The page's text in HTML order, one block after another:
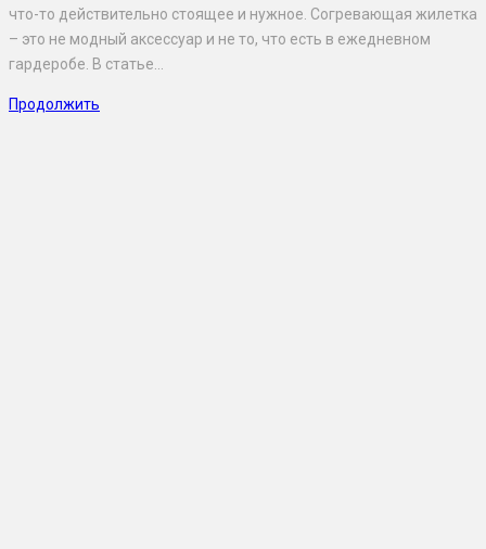
что-то действительно стоящее и нужное. Согревающая жилетка
– это не модный аксессуар и не то, что есть в ежедневном
гардеробе. В статье…
Продолжить